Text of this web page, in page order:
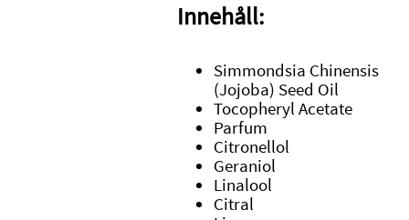
Innehåll:
Simmondsia Chinensis
(Jojoba) Seed Oil
Tocopheryl Acetate
Parfum
Citronellol
Geraniol
Linalool
Citral